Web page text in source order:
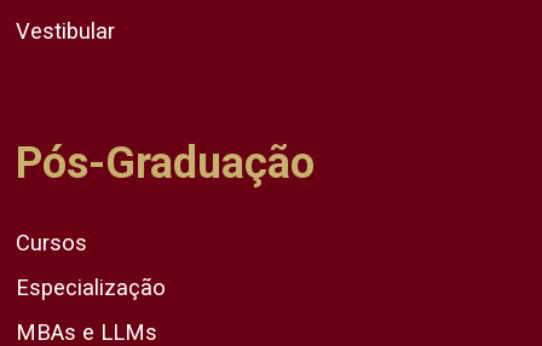
Vestibular
Pós-Graduação
Cursos
Especialização
MBAs e LLMs